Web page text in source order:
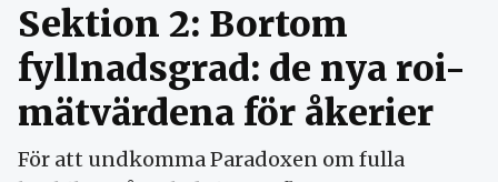
Sektion 2: Bortom
fyllnadsgrad: de nya roi-
mätvärdena för åkerier
För att undkomma Paradoxen om fulla